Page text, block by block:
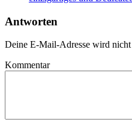
Antworten
Deine E-Mail-Adresse wird
Kommentar